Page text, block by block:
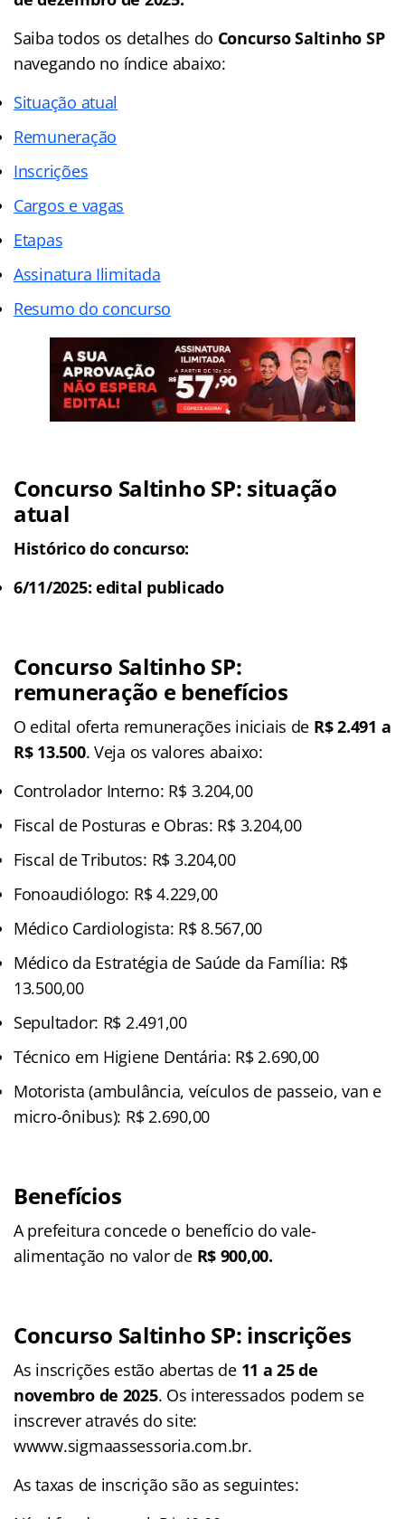
Saiba todos os detalhes do Concurso Saltinho SP
navegando no índice abaixo:
Situação atual
Remuneração
Inscrições
Cargos e vagas
Etapas
Assinatura Ilimitada
Resumo do concurso
Concurso Saltinho SP: situação
atual
Histórico do concurso:
6/11/2025: edital publicado
Concurso Saltinho SP:
remuneração e benefícios
O edital oferta remunerações iniciais de R$ 2.491 a
R$ 13.500. Veja os valores abaixo:
Controlador Interno: R$ 3.204,00
Fiscal de Posturas e Obras: R$ 3.204,00
Fiscal de Tributos: R$ 3.204,00
Fonoaudiólogo: R$ 4.229,00
Médico Cardiologista: R$ 8.567,00
Médico da Estratégia de Saúde da Família: R$
13.500,00
Sepultador: R$ 2.491,00
Técnico em Higiene Dentária: R$ 2.690,00
Motorista (ambulância, veículos de passeio, van e
micro-ônibus): R$ 2.690,00
Benefícios
A prefeitura concede o benefício do vale-
alimentação no valor de R$ 900,00.
Concurso Saltinho SP: inscrições
As inscrições estão abertas de 11 a 25 de
novembro de 2025. Os interessados podem se
inscrever através do site:
wwww.sigmaassessoria.com.br.
As taxas de inscrição são as seguintes: